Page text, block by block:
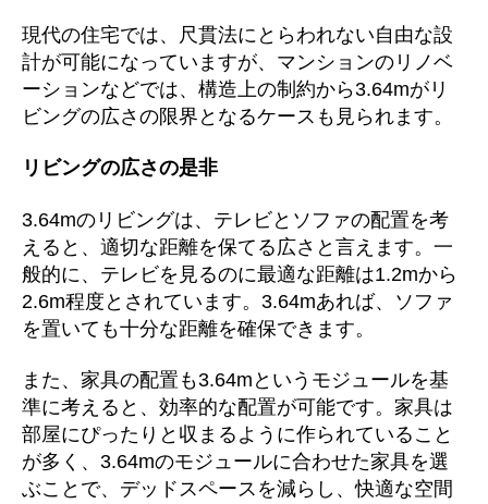
現代の住宅では、尺貫法にとらわれない自由な設
計が可能になっていますが、マンションのリノベ
ーションなどでは、構造上の制約から3.64mがリ
ビングの広さの限界となるケースも見られます。
リビングの広さの是非
3.64mのリビングは、テレビとソファの配置を考
えると、適切な距離を保てる広さと言えます。一
般的に、テレビを見るのに最適な距離は1.2mから
2.6m程度とされています。3.64mあれば、ソファ
を置いても十分な距離を確保できます。
また、家具の配置も3.64mというモジュールを基
準に考えると、効率的な配置が可能です。家具は
部屋にぴったりと収まるように作られていること
が多く、3.64mのモジュールに合わせた家具を選
ぶことで、デッドスペースを減らし、快適な空間